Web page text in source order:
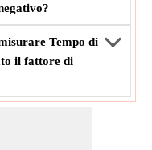
Tempo di
il fattore di